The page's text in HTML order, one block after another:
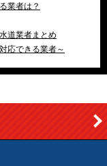
る業者は？
る業者は？
る業者は？
る業者は？
る業者は？
る業者は？
業者は？
道業者まとめ
応できる業者～